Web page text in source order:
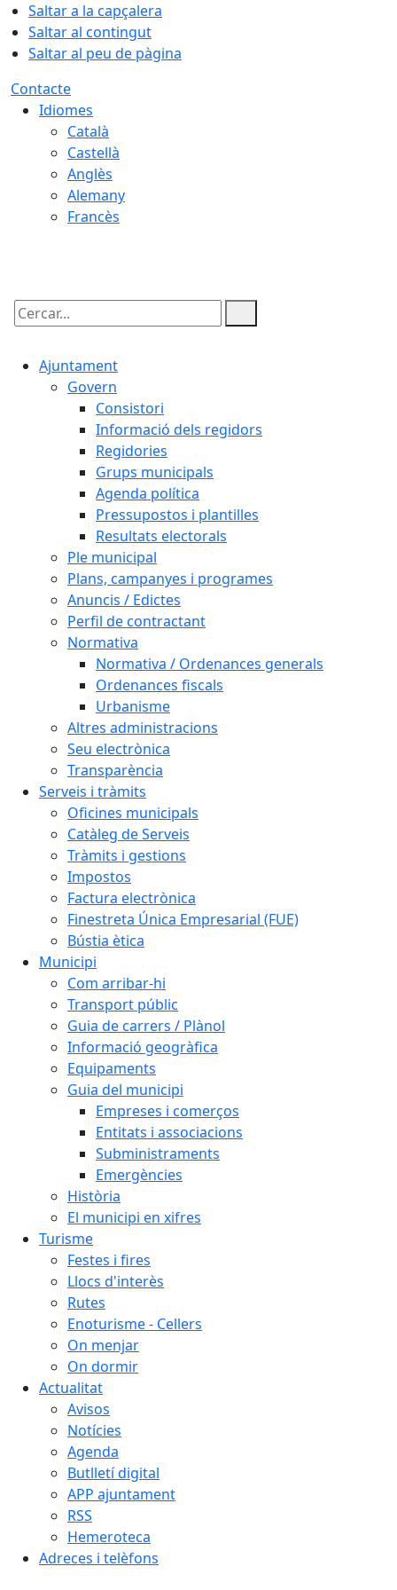
Saltar a la capçalera
Saltar al contingut
Saltar al peu de pàgina
Contacte
Idiomes
Català
Castellà
Anglès
Alemany
Francès
Cercar:
Ajuntament
Govern
Consistori
Informació dels regidors
Regidories
Grups municipals
Agenda política
Pressupostos i plantilles
Resultats electorals
Ple municipal
Plans, campanyes i programes
Anuncis / Edictes
Perfil de contractant
Normativa
Normativa / Ordenances generals
Ordenances fiscals
Urbanisme
Altres administracions
Seu electrònica
Transparència
Serveis i tràmits
Oficines municipals
Catàleg de Serveis
Tràmits i gestions
Impostos
Factura electrònica
Finestreta Única Empresarial (FUE)
Bústia ètica
Municipi
Com arribar-hi
Transport públic
Guia de carrers / Plànol
Informació geogràfica
Equipaments
Guia del municipi
Empreses i comerços
Entitats i associacions
Subministraments
Emergències
Història
El municipi en xifres
Turisme
Festes i fires
Llocs d'interès
Rutes
Enoturisme - Cellers
On menjar
On dormir
Actualitat
Avisos
Notícies
Agenda
Butlletí digital
APP ajuntament
RSS
Hemeroteca
Adreces i telèfons